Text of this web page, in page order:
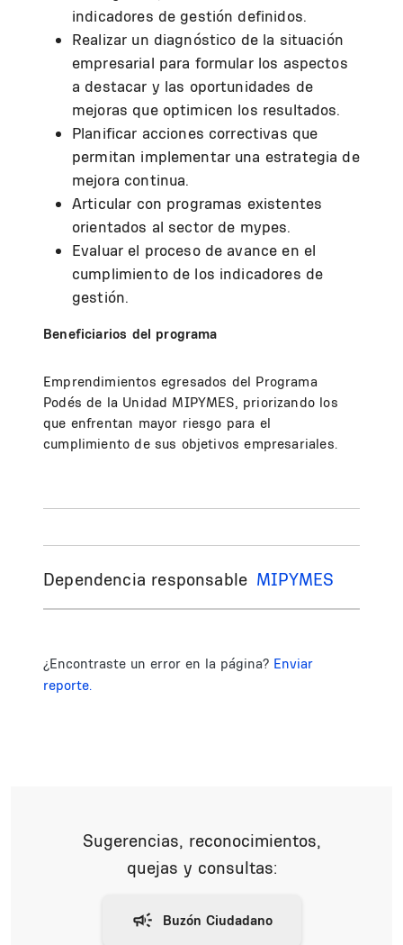
indicadores de gestión definidos.
Realizar un diagnóstico de la situación
empresarial para formular los aspectos
a destacar y las oportunidades de
mejoras que optimicen los resultados.
Planificar acciones correctivas que
permitan implementar una estrategia de
mejora continua.
Articular con programas existentes
orientados al sector de mypes.
Evaluar el proceso de avance en el
cumplimiento de los indicadores de
gestión.
Beneficiarios del programa
Emprendimientos egresados del Programa
Podés de la Unidad MIPYMES, priorizando los
que enfrentan mayor riesgo para el
cumplimiento de sus objetivos empresariales.
Dependencia responsable MIPYMES
¿Encontraste un error en la página? Enviar
reporte.
Sugerencias, reconocimientos,
quejas y consultas: